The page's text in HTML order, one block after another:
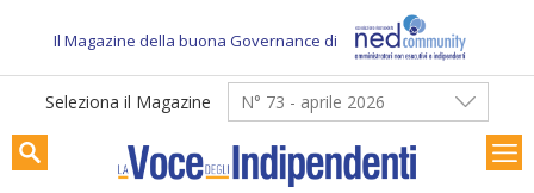
content
Il Magazine della buona Governance di
Seleziona il Magazine N° 73 - aprile 2026